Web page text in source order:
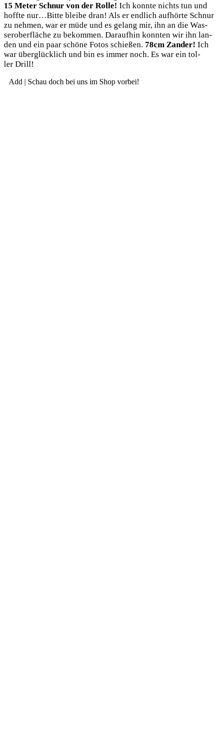
15 Meter Schnur von der Rol­le! Ich konn­te nichts tun und
hoff­te nur…Bitte blei­be dran! Als er end­lich auf­hör­te Schnur
zu neh­men, war er müde und es gelang mir, ihn an die Was­
ser­ober­flä­che zu bekom­men. Dar­auf­hin konn­ten wir ihn lan­
den und ein paar schö­ne Fotos schie­ßen. 78cm Zan­der! Ich
war über­glück­lich und bin es immer noch. Es war ein tol­
ler Drill!
Add | Schau doch bei uns im Shop vorbei!